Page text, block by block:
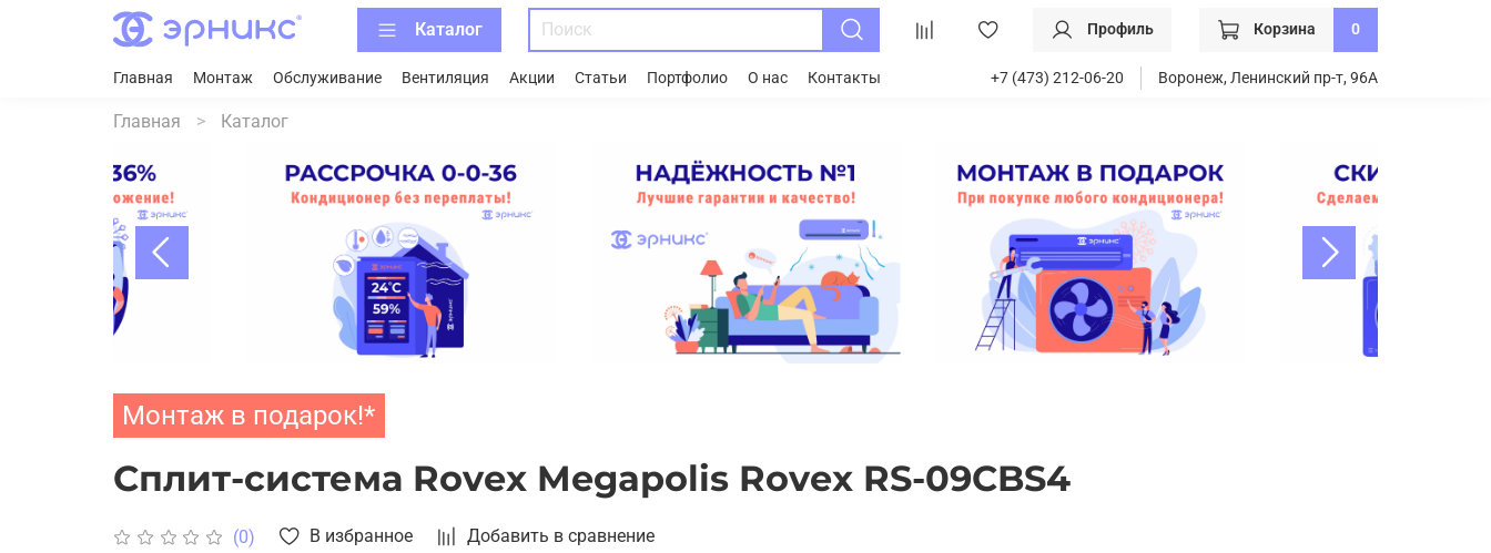
Каталог Профиль Корзина 0
Главная Монтаж Обслуживание Вентиляция Акции Статьи Портфолио О нас Контакты +7 (473) 212-06-20 Воронеж, Ленинский пр-т, 96А
Главная Каталог
Монтаж в подарок!*
Сплит-система Rovex Megapolis Rovex RS-09CBS4
(0) В избранное Добавить в сравнение